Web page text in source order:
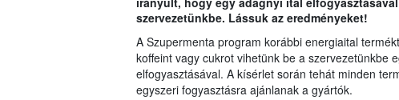
szervezetünkbe. Lássuk az eredményeket!
A Szupermenta program korábbi energiaital
koffeint vagy cukrot vihetünk be a szervezetünkbe
elfogyasztásával. A kísérlet során tehát minden
egyszeri fogyasztásra ajánlanak a gyártók.